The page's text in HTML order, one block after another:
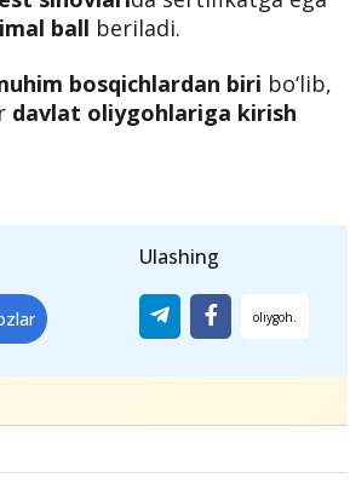
fanidanmaksimal ball
fanidanproporsional
bosqichlardan biri
davlat oliygohlariga kirish
Ulashing